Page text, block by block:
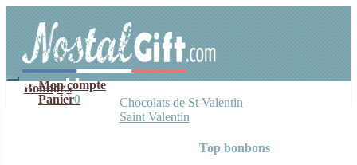
navigation
contenu
Mon compte
Panier0
Bonbons
Chocolats de St Valentin
Saint Valentin
Top bonbons